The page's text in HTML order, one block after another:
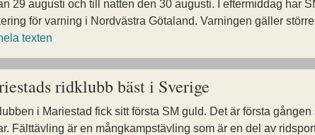
29 augusti och till natten den 30 augusti. I eftermiddag har
för varning i Nordvästra Götaland. Varningen gäller
texten
ridklubb bäst i Sverige
i Mariestad fick sitt första SM guld. Det är första
Fälttävling är en mångkampstävling som är en del av